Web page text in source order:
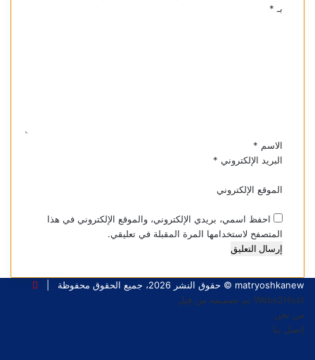
بـ *
الاسم *
البريد الإلكتروني *
الموقع الإلكتروني
احفظ اسمي، بريدي الإلكتروني، والموقع الإلكتروني في هذا
المتصفح لاستخدامها المرة المقبلة في تعليقي.
matryoshkanew © حقوق النشر 2026، جميع الحقوق محفوظة |
Webs2Host تم تصميمه من قِبل
من نحن
إتصل بنا